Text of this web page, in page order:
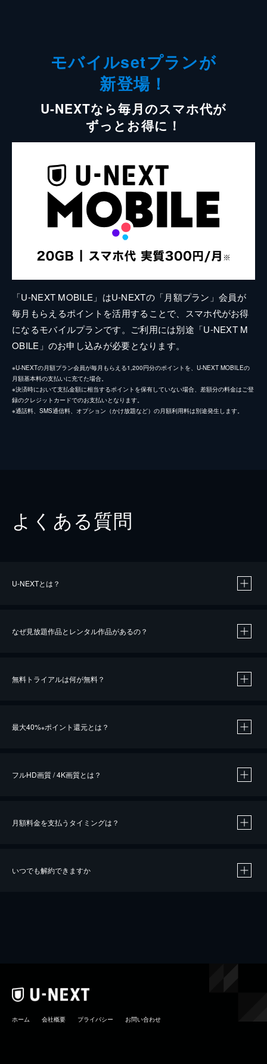
モバイルsetプランが
新登場！
U-NEXTなら毎月のスマホ代が
ずっとお得に！
「U-NEXT MOBILE」はU-NEXTの「月額プラン」会員が
毎月もらえるポイントを活用することで、スマホ代がお得
になるモバイルプランです。ご利用には別途「U-NEXT M
OBILE」のお申し込みが必要となります。
※U-NEXTの月額プラン会員が毎月もらえる1,200円分のポイントを、U-NEXT MOBILEの
月額基本料の支払いに充てた場合。
※決済時において支払金額に相当するポイントを保有していない場合、差額分の料金はご登
録のクレジットカードでのお支払いとなります。
※通話料、SMS通信料、オプション（かけ放題など）の月額利用料は別途発生します。
よくある質問
U-NEXTとは？
なぜ見放題作品とレンタル作品があるの？
無料トライアルは何が無料？
最大40%※ポイント還元とは？
※40％ポイント還元の対象は、クレジットカード決済による作品の購入 / レンタルです。
iOSアプリのUコイン決済による作品の購入 / レンタルは、20％のポイント還元です。
フルHD画質 / 4K画質とは？
月額料金を支払うタイミングは？
いつでも解約できますか
ホーム 会社概要 プライバシー お問い合わせ